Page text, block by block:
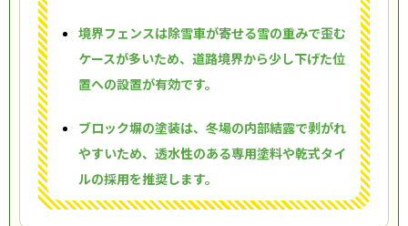
境界フェンスは除雪車が寄せる雪の重みで歪む
ケースが多いため、道路境界から少し下げた位
置への設置が有効です。
ブロック塀の塗装は、冬場の内部結露で剥がれ
やすいため、透水性のある専用塗料や乾式タイ
ルの採用を推奨します。